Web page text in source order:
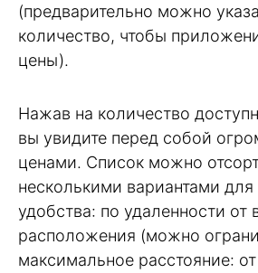
(предварительно можно
количество, чтобы
цены).
Нажав на количество
вы увидите перед собой
ценами. Список можно
несколькими вариантами для
удобства: по удаленности от
расположения (можно
максимальное расстояние: